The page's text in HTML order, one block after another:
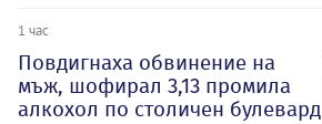
1 час
Повдигнаха обвинение на
мъж, шофирал 3,13 промила
алкохол по столичен булевард